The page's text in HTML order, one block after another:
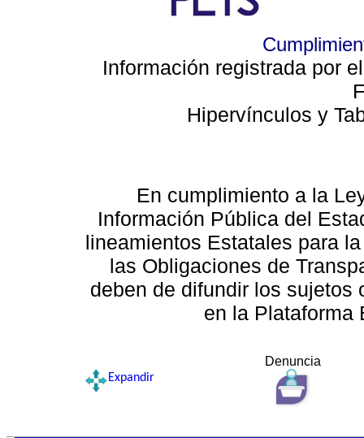
Información registrada por
Hipervínculos y
En cumplimiento a la
Información Pública del
lineamientos Estatales para
las Obligaciones de
deben de difundir los sujetos
en la Plataforma
Denuncia
Expandir